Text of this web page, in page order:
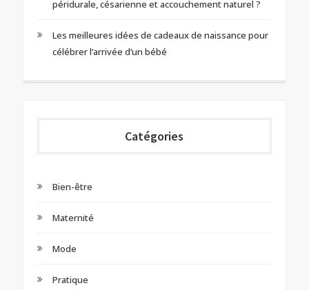
péridurale, césarienne et accouchement naturel ?
Les meilleures idées de cadeaux de naissance pour
célébrer l’arrivée d’un bébé
Catégories
Bien-être
Maternité
Mode
Pratique